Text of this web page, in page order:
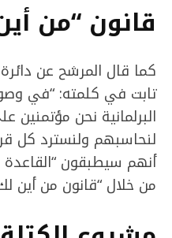
قانون “من
كما قال المرشح عن
تابت في كلمته: “في
البرلمانية نحن
لنحاسبهم ولنسترد
أنهم سيطبقون “القاعدة
من خلال “قانون من أين